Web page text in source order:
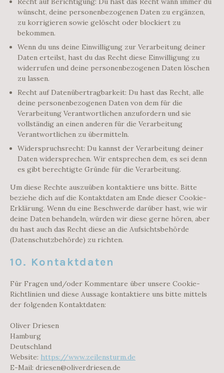
wünscht, deine personenbezogenen Daten zu ergänzen,
zu korrigieren sowie gelöscht oder blockiert zu
bekommen.
Wenn du uns deine Einwilligung zur Verarbeitung deiner
Daten erteilst, hast du das Recht diese Einwilligung zu
widerrufen und deine personenbezogenen Daten löschen
zu lassen.
Recht auf Datenübertragbarkeit: Du hast das Recht, alle
deine personenbezogenen Daten von dem für die
Verarbeitung Verantwortlichen anzufordern und sie
vollständig an einen anderen für die Verarbeitung
Verantwortlichen zu übermitteln.
Widerspruchsrecht: Du kannst der Verarbeitung deiner
Daten widersprechen. Wir entsprechen dem, es sei denn
es gibt berechtigte Gründe für die Verarbeitung.
Um diese Rechte auszuüben kontaktiere uns bitte. Bitte
beziehe dich auf die Kontaktdaten am Ende dieser Cookie-
Erklärung. Wenn du eine Beschwerde darüber hast, wie wir
deine Daten behandeln, würden wir diese gerne hören, aber
du hast auch das Recht diese an die Aufsichtsbehörde
(Datenschutzbehörde) zu richten.
10. Kontaktdaten
Für Fragen und/oder Kommentare über unsere Cookie-
Richtlinien und diese Aussage kontaktiere uns bitte mittels
der folgenden Kontaktdaten:
Oliver Driesen
Hamburg
Deutschland
Website: https://www.zeilensturm.de
E-Mail: driesen@oliverdriesen.de